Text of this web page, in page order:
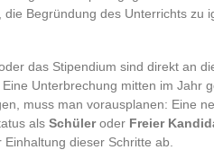
Begründung des Unterrichts zu
das Stipendium sind direkt an
Unterbrechung mitten im Jahr
muss man vorausplanen: Eine
als Schüleroder Freier
dieser Schritte ab.